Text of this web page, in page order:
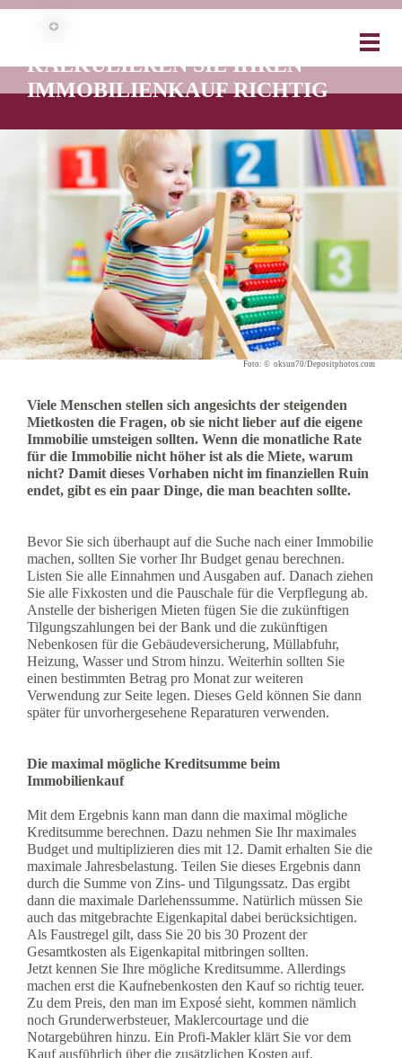
WAS KANN ICH MIR LEISTEN? SO
KALKULIEREN SIE IHREN
IMMOBILIENKAUF RICHTIG
Foto: © oksun70/Depositphotos.com
Viele Menschen stellen sich angesichts der steigenden
Mietkosten die Fragen, ob sie nicht lieber auf die eigene
Immobilie umsteigen sollten. Wenn die monatliche Rate
für die Immobilie nicht höher ist als die Miete, warum
nicht? Damit dieses Vorhaben nicht im finanziellen Ruin
endet, gibt es ein paar Dinge, die man beachten sollte.
Bevor Sie sich überhaupt auf die Suche nach einer Immobilie
machen, sollten Sie vorher Ihr Budget genau berechnen.
Listen Sie alle Einnahmen und Ausgaben auf. Danach ziehen
Sie alle Fixkosten und die Pauschale für die Verpflegung ab.
Anstelle der bisherigen Mieten fügen Sie die zukünftigen
Tilgungszahlungen bei der Bank und die zukünftigen
Nebenkosen für die Gebäudeversicherung, Müllabfuhr,
Heizung, Wasser und Strom hinzu. Weiterhin sollten Sie
einen bestimmten Betrag pro Monat zur weiteren
Verwendung zur Seite legen. Dieses Geld können Sie dann
später für unvorhergesehene Reparaturen verwenden.
Die maximal mögliche Kreditsumme beim
Immobilienkauf
Mit dem Ergebnis kann man dann die maximal mögliche
Kreditsumme berechnen. Dazu nehmen Sie Ihr maximales
Budget und multiplizieren dies mit 12. Damit erhalten Sie die
maximale Jahresbelastung. Teilen Sie dieses Ergebnis dann
durch die Summe von Zins- und Tilgungssatz. Das ergibt
dann die maximale Darlehenssumme. Natürlich müssen Sie
auch das mitgebrachte Eigenkapital dabei berücksichtigen.
Als Faustregel gilt, dass Sie 20 bis 30 Prozent der
Gesamtkosten als Eigenkapital mitbringen sollten.
Jetzt kennen Sie Ihre mögliche Kreditsumme. Allerdings
machen erst die Kaufnebenkosten den Kauf so richtig teuer.
Zu dem Preis, den man im Exposé sieht, kommen nämlich
noch Grunderwerbsteuer, Maklercourtage und die
Notargebühren hinzu. Ein Profi-Makler klärt Sie vor dem
Kauf ausführlich über die zusätzlichen Kosten auf.